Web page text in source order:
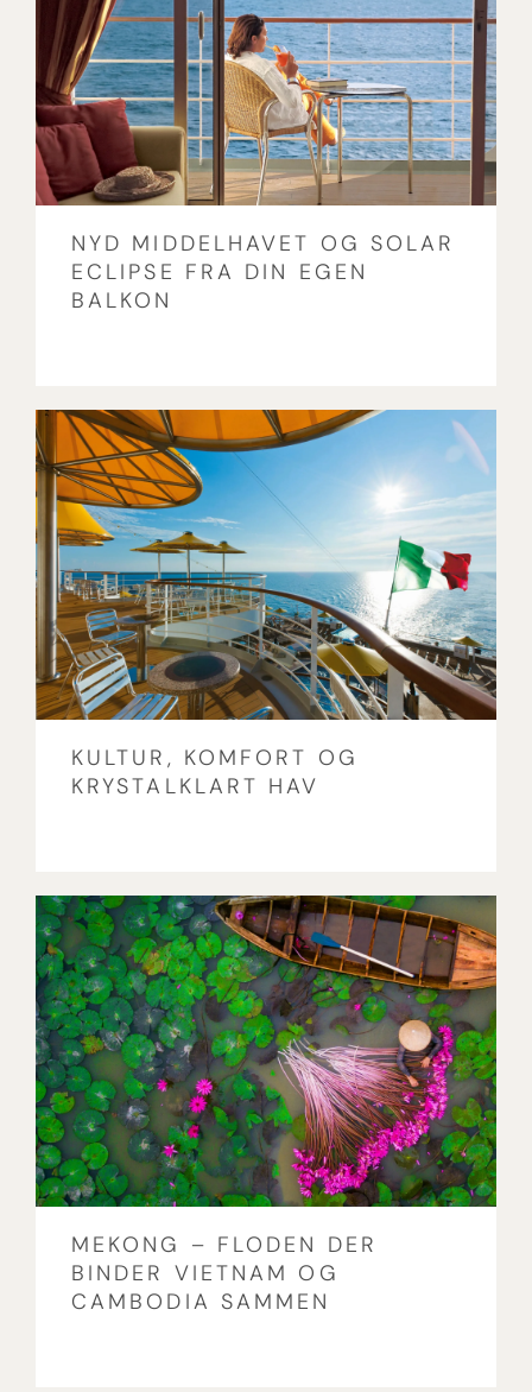
NYD MIDDELHAVET OG SOLAR
ECLIPSE FRA DIN EGEN
BALKON
KULTUR, KOMFORT OG
KRYSTALKLART HAV
MEKONG – FLODEN DER
BINDER VIETNAM OG
CAMBODIA SAMMEN